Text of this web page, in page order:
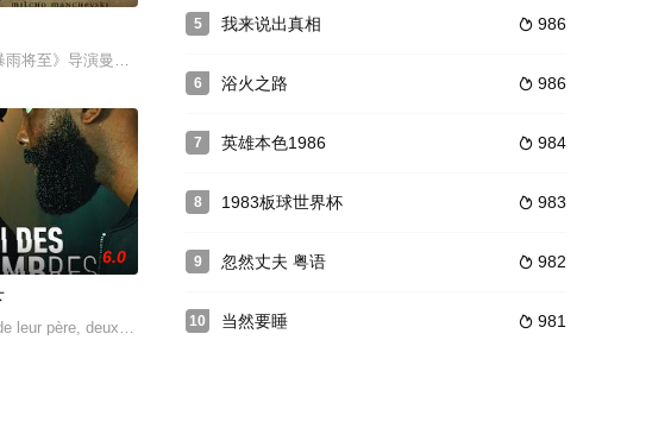
那天，他那刻薄而又小气的母亲居然只给了
历丰富的警探，这一次，他被派遣负责国会议员女儿被绑架一案。杰姬（莫妮卡·波
雨将至》导演曼契夫斯机的2001年度新作，由两段不同时空的故事交织而成，其一是十九世
大雄一块银元了事，其继室却看中了大雄的健壮英俊，定要大雄在
crime. According
6.0
leur père, deux demi-frères se retrouvent opposés l&#
5  986
我来说出真相
6  986
浴火之路
7  984
英雄本色1986
8  983
1983板球世界杯
9  982
忽然丈夫 粤语
10  981
当然要睡